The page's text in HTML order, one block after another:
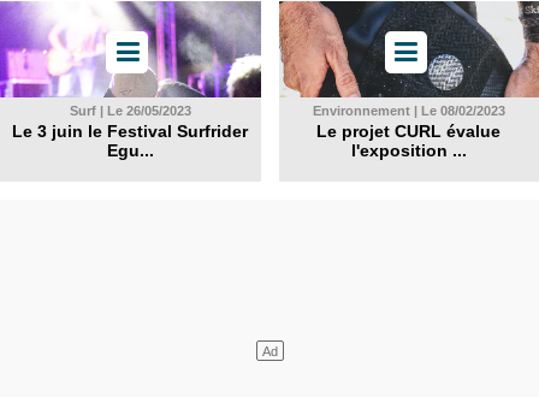
Surf | Le 26/05/2023
Le 3 juin le Festival Surfrider
Egu...
Environnement | Le 08/02/2023
Le projet CURL évalue
l'exposition ...